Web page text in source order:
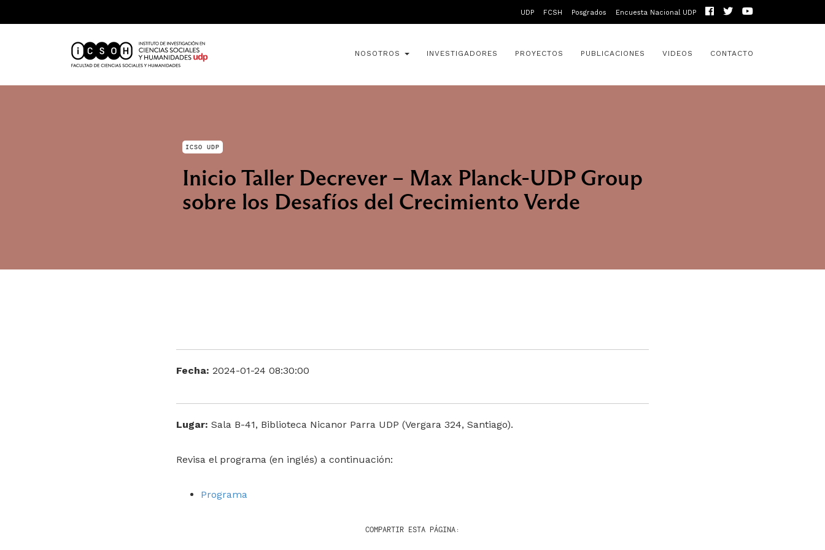
UDP FCSH Posgrados Encuesta Nacional UDP
NOSOTROS INVESTIGADORES PROYECTOS PUBLICACIONES VIDEOS CONTACTO
ICSO UDP
Inicio Taller Decrever – Max Planck-UDP Group
sobre los Desafíos del Crecimiento Verde
Fecha: 2024-01-24 08:30:00
Lugar: Sala B-41, Biblioteca Nicanor Parra UDP (Vergara 324, Santiago).
Revisa el programa (en inglés) a continuación:
Programa
COMPARTIR ESTA PÁGINA: